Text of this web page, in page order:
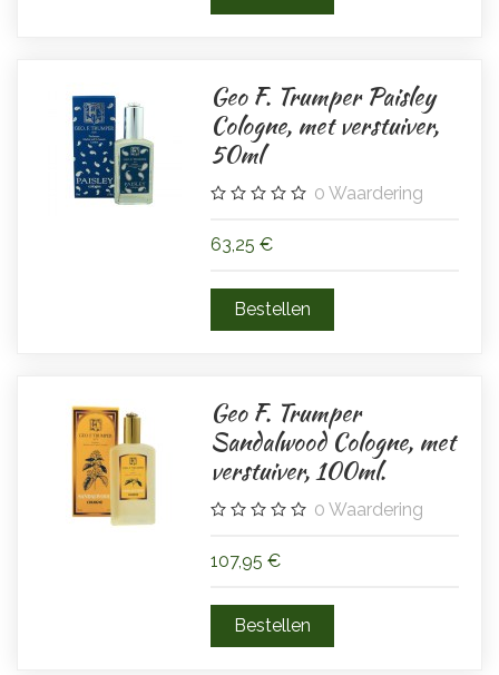
Geo F. Trumper Paisley
Cologne, met verstuiver,
50ml
0 Waardering
63,25 €
Geo F. Trumper
Sandalwood Cologne, met
verstuiver, 100ml.
0 Waardering
107,95 €